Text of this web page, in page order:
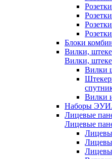
Блоки
Вилки,
Вилки,
Вилки
Вилки
Наборы ЭУИ.
Лицевые
Лицевые